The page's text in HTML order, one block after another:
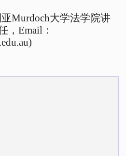
大学法学院讲
，Email：
)